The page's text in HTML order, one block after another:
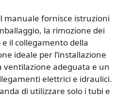
manuale fornisce istruzioni
la rimozione dei
il collegamento della
ideale per l’installazione
ventilazione adeguata e un
elettrici e idraulici.
di utilizzare solo i tubi e